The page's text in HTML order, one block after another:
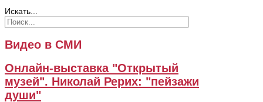
Искать...
Видео в СМИ
Онлайн-выставка "Открытый
музей". Николай Рерих: "пейзажи
души"